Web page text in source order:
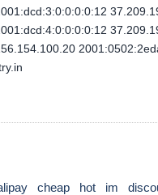
cheap hot im